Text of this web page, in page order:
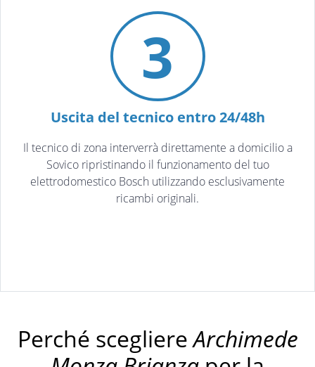
3
Uscita del tecnico entro 24/48h
Il tecnico di zona interverrà direttamente a domicilio a
Sovico ripristinando il funzionamento del tuo
elettrodomestico Bosch utilizzando esclusivamente
ricambi originali.
Perché scegliereArchimede